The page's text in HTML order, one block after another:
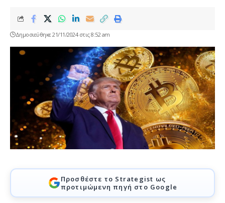
Δημοσιεύθηκε 21/11/2024 στις 8:52 am
Προσθέστε το Strategist ως
προτιμώμενη πηγή στο Google